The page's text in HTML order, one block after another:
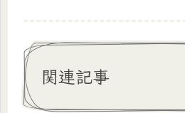
関連記事